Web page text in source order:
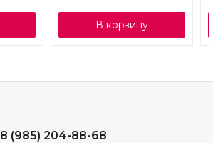
В корзину
8 (985) 204-88-68